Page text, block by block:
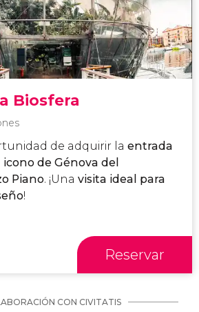
Biosfera
de adquirir la entrada
icono de Génova del
Piano. ¡Una visita ideal para
!
Reservar
CON CIVITATIS